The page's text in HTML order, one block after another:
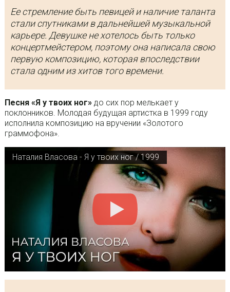
Ее стремление быть певицей и наличие таланта
стали спутниками в дальнейшей музыкальной
карьере. Девушке не хотелось быть только
концертмейстером, поэтому она написала свою
первую композицию, которая впоследствии
стала одним из хитов того времени.
Песня «Я у твоих ног»до сих пор мелькает у
поклонников. Молодая будущая артистка в 1999 году
исполнила композицию на вручении «Золотого
граммофона».
Наталия Власова - Я у твоих ног / 1999